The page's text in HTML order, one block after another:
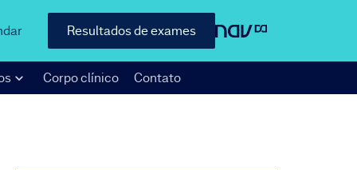
Resultados de exames
Corpo clínico Contato